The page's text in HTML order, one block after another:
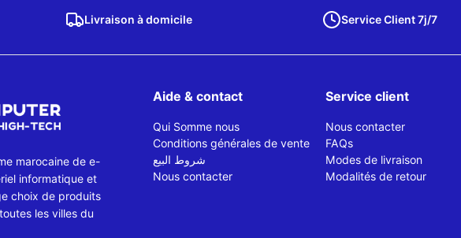
Livraison à domicile Service Client 7j/7
marocaine de e-
informatique et
choix de produits
les villes du
Aide & contact
Qui Somme nous
Conditions générales de vente
شروط البيع
Nous contacter
Service client
Nous contacter
FAQs
Modes de livraison
Modalités de retour